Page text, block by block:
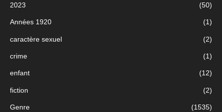
2023 (50)
Années 1920 (1)
caractère sexuel (2)
crime (1)
enfant (12)
fiction (2)
Genre
(1535)